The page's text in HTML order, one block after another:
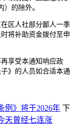
的除外。
区人社部分鄙人一季
将补助资金拨付至申
享受本通知响应政
》的人员如合适本通
例》将于2026年 下
天曾经七连涨